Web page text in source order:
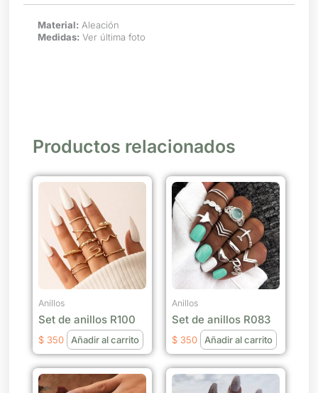
Material: Aleación
Medidas: Ver última foto
Productos relacionados
Anillos
Set de anillos R100
$ 350 Añadir al carrito
Anillos
Set de anillos R083
$ 350 Añadir al carrito